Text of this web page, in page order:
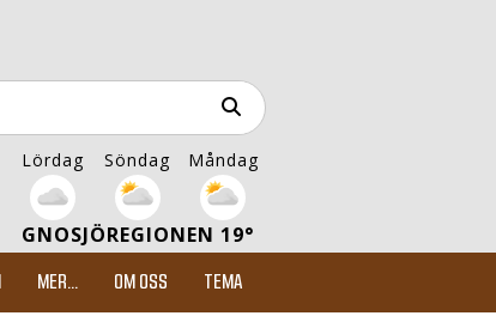
Lördag Söndag Måndag
GNOSJÖREGIONEN 19°
MER... OM OSS TEMA